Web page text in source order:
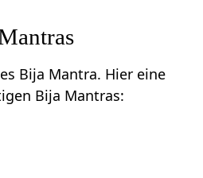
Bija Mantra. Hier eine
Bija Mantras: